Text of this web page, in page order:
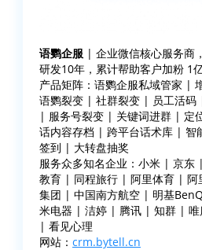
语鹦企服 | 企业微信核心服务商
研发10年，累计帮助客户加粉 1
产品矩阵：语鹦企服私域管家 |
语鹦裂变 | 社群裂变 | 员工活
| 服务号裂变 | 关键词进群 | 定
话内容存档 | 跨平台话术库 |
签到 | 大转盘抽奖
服务众多知名企业：小米 | 京
教育 | 同程旅行 | 阿里体育 |
集团 | 中国南方航空 | 明基
米电器 | 洁婷 | 腾讯 | 知群 |
| 看见心理
网站： crm.bytell.cn